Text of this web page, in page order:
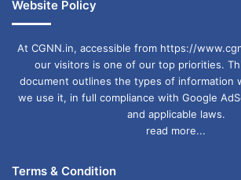
Website Policy
At CGNN.in, accessible from https://
our visitors is one of our top priorities.
document outlines the types of information
we use it, in full compliance with Google
and applicable laws.
read more...
Terms & Condition